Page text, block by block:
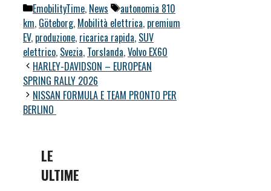
Categorie
EmobilityTime, News Tag
autonomia 810
km, Göteborg, Mobilità elettrica, premium
EV, produzione, ricarica rapida, SUV
elettrico, Svezia, Torslanda,Volvo EX60
HARLEY-DAVIDSON – EUROPEAN
SPRING RALLY 2026
NISSAN FORMULA E TEAM PRONTO PER
BERLINO
LE
ULTIME